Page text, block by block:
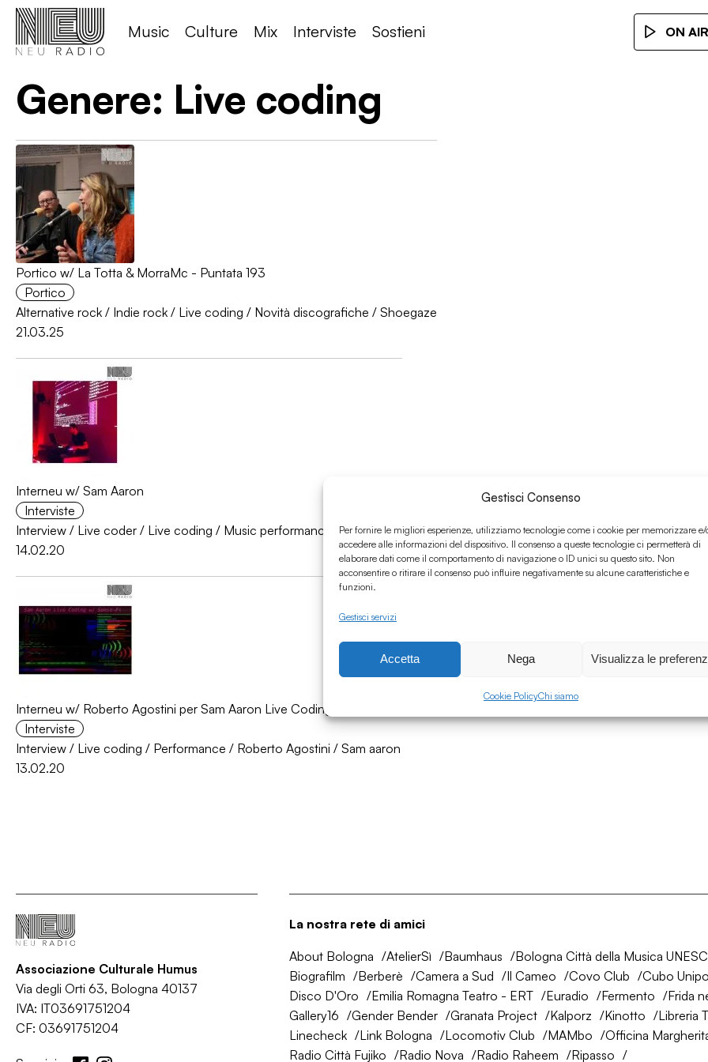
Gestisci Consenso
Per fornire le migliori esperienze, utilizziamo tecnologie come i cookie per memorizzare e/
accedere alle informazioni del dispositivo. Il consenso a queste tecnologie ci permetterà di
elaborare dati come il comportamento di navigazione o ID unici su questo sito. Non
acconsentire o ritirare il consenso può influire negativamente su alcune caratteristiche e
funzioni.
Gestisci servizi
Accetta Nega Visualizza le
Cookie PolicyChi siamo
Music Culture Mix Interviste Sostieni ON
Genere: Live coding
Portico w/ La Totta & MorraMc - Puntata 193
Portico
Alternative rock / Indie rock / Live coding / Novità discografiche / Shoegaze
21.03.25
Interneu w/ Sam Aaron
Interviste
Interview / Live coder / Live coding / Music performance /Sam aaron
14.02.20
Interneu w/ Roberto Agostini per Sam Aaron Live Coding @Granata e Opificio Golinelli
Interviste
Interview / Live coding / Performance / Roberto Agostini / Sam aaron
13.02.20
Associazione Culturale Humus
Via degli Orti 63, Bologna 40137
IVA: IT03691751204
CF: 03691751204
La nostra rete di amici
About Bologna AtelierSì Baumhaus
Bologna Città della Musica
Biografilm
Berberè Camera a Sud Il Cameo Covo Club
Cubo
Disco D'Oro
Emilia Romagna Teatro - ERT Euradio Fermento
Frida
Gallery16
Gender Bender Granata Project Kalporz Kinotto
Libreria
Linecheck
Link Bologna Locomotiv Club MAMbo
Officina
Radio Città Fujiko
Radio Nova Radio Raheem Ripasso